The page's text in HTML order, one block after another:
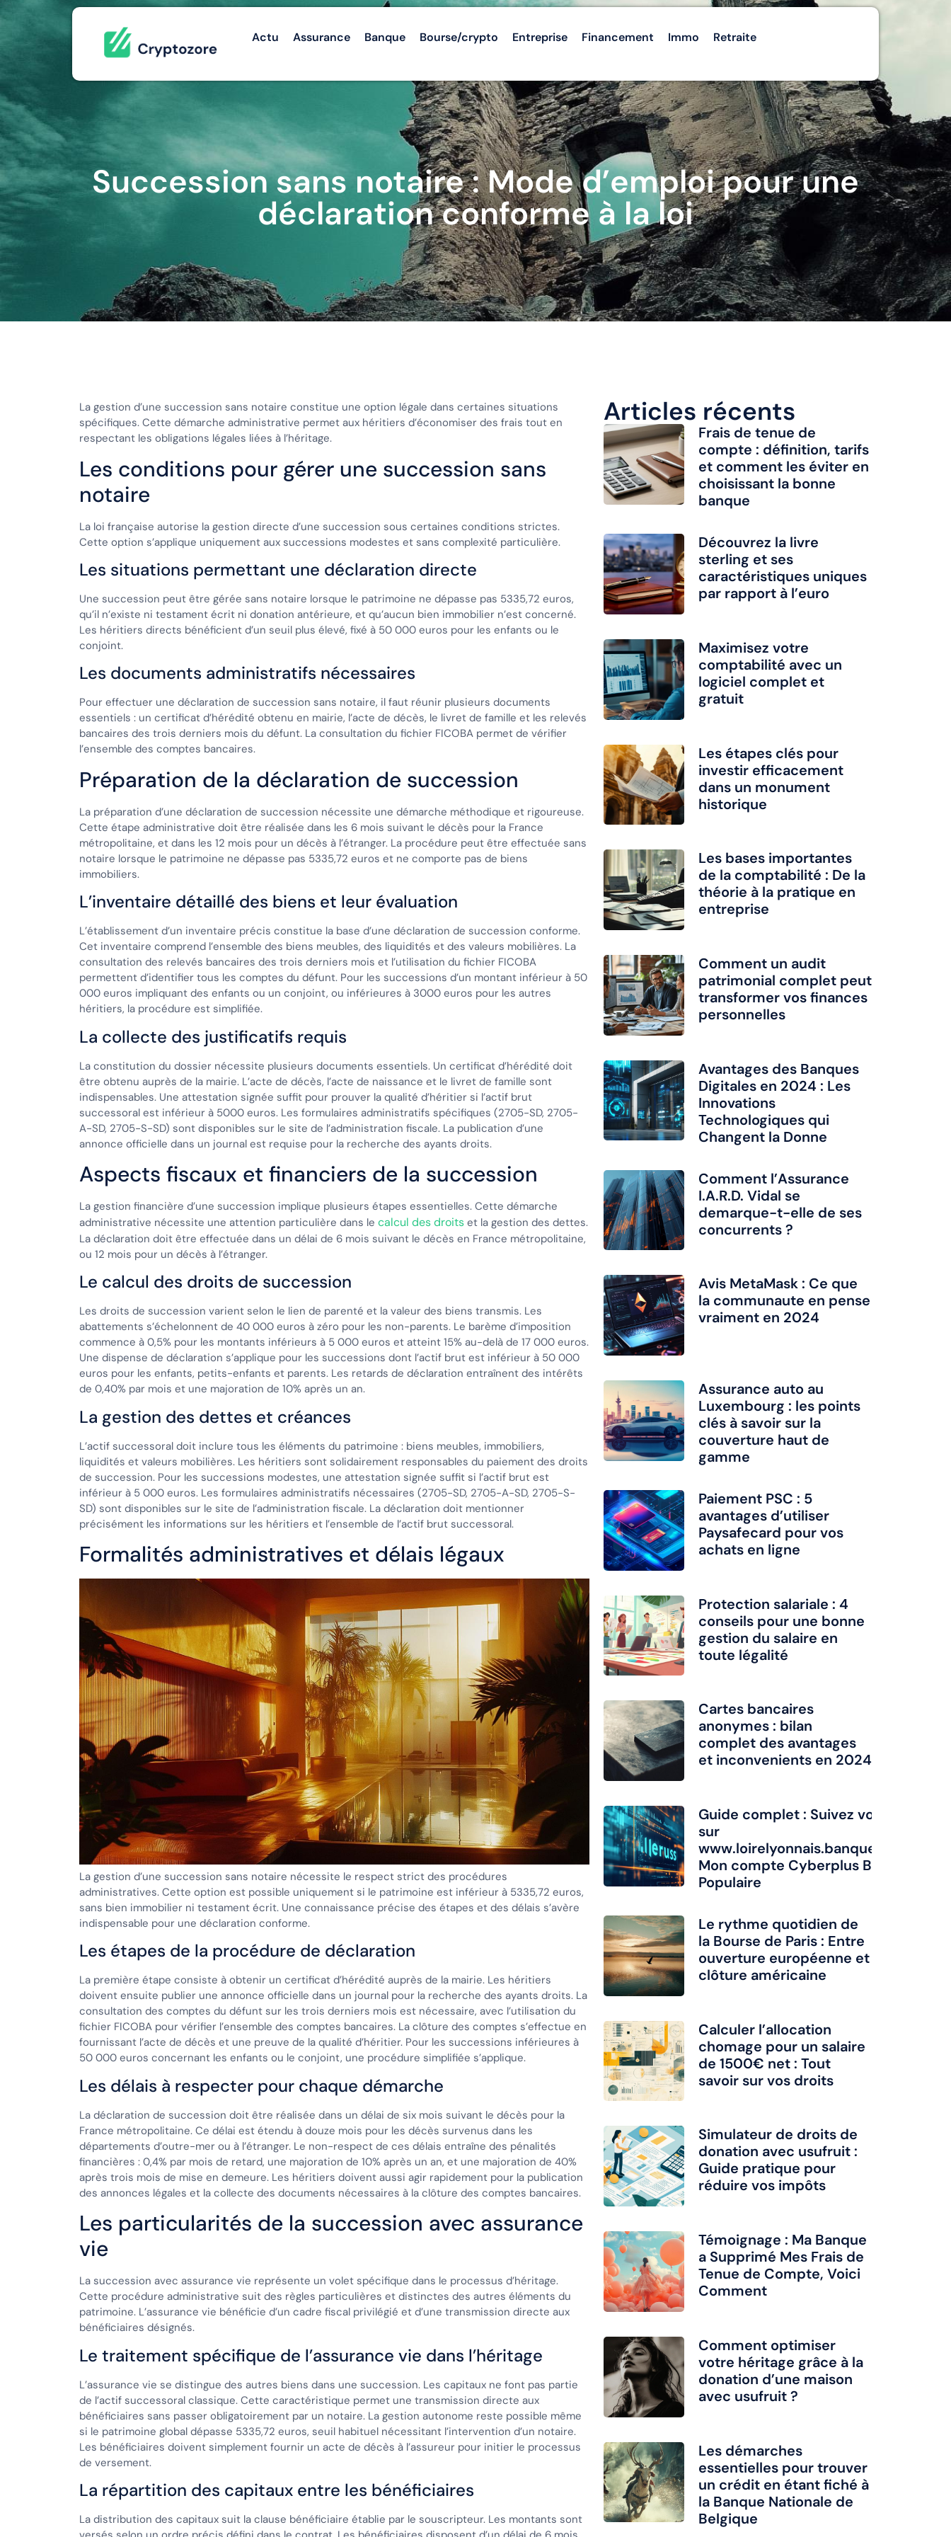
Actu Assurance Banque Bourse/crypto Entreprise Financement Immo Retraite
Succession sans notaire : Mode d’emploi pour une
déclaration conforme à la loi
La gestion d’une succession sans notaire constitue une option légale dans certaines situations
spécifiques. Cette démarche administrative permet aux héritiers d’économiser des frais tout en
respectant les obligations légales liées à l’héritage.
Les conditions pour gérer une succession sans
notaire
La loi française autorise la gestion directe d’une succession sous certaines conditions strictes.
Cette option s’applique uniquement aux successions modestes et sans complexité particulière.
Les situations permettant une déclaration directe
Une succession peut être gérée sans notaire lorsque le patrimoine ne dépasse pas 5335,72 euros,
qu’il n’existe ni testament écrit ni donation antérieure, et qu’aucun bien immobilier n’est concerné.
Les héritiers directs bénéficient d’un seuil plus élevé, fixé à 50 000 euros pour les enfants ou le
conjoint.
Les documents administratifs nécessaires
Pour effectuer une déclaration de succession sans notaire, il faut réunir plusieurs documents
essentiels : un certificat d’hérédité obtenu en mairie, l’acte de décès, le livret de famille et les relevés
bancaires des trois derniers mois du défunt. La consultation du fichier FICOBA permet de vérifier
l’ensemble des comptes bancaires.
Préparation de la déclaration de succession
La préparation d’une déclaration de succession nécessite une démarche méthodique et rigoureuse.
Cette étape administrative doit être réalisée dans les 6 mois suivant le décès pour la France
métropolitaine, et dans les 12 mois pour un décès à l’étranger. La procédure peut être effectuée sans
notaire lorsque le patrimoine ne dépasse pas 5335,72 euros et ne comporte pas de biens
immobiliers.
L’inventaire détaillé des biens et leur évaluation
L’établissement d’un inventaire précis constitue la base d’une déclaration de succession conforme.
Cet inventaire comprend l’ensemble des biens meubles, des liquidités et des valeurs mobilières. La
consultation des relevés bancaires des trois derniers mois et l’utilisation du fichier FICOBA
permettent d’identifier tous les comptes du défunt. Pour les successions d’un montant inférieur à 50
000 euros impliquant des enfants ou un conjoint, ou inférieures à 3000 euros pour les autres
héritiers, la procédure est simplifiée.
La collecte des justificatifs requis
La constitution du dossier nécessite plusieurs documents essentiels. Un certificat d’hérédité doit
être obtenu auprès de la mairie. L’acte de décès, l’acte de naissance et le livret de famille sont
indispensables. Une attestation signée suffit pour prouver la qualité d’héritier si l’actif brut
successoral est inférieur à 5000 euros. Les formulaires administratifs spécifiques (2705-SD, 2705-
A-SD, 2705-S-SD) sont disponibles sur le site de l’administration fiscale. La publication d’une
annonce officielle dans un journal est requise pour la recherche des ayants droits.
Aspects fiscaux et financiers de la succession
La gestion financière d’une succession implique plusieurs étapes essentielles. Cette démarche
administrative nécessite une attention particulière dans le calcul des droits et la gestion des dettes.
La déclaration doit être effectuée dans un délai de 6 mois suivant le décès en France métropolitaine,
ou 12 mois pour un décès à l’étranger.
Le calcul des droits de succession
Les droits de succession varient selon le lien de parenté et la valeur des biens transmis. Les
abattements s’échelonnent de 40 000 euros à zéro pour les non-parents. Le barème d’imposition
commence à 0,5% pour les montants inférieurs à 5 000 euros et atteint 15% au-delà de 17 000 euros.
Une dispense de déclaration s’applique pour les successions dont l’actif brut est inférieur à 50 000
euros pour les enfants, petits-enfants et parents. Les retards de déclaration entraînent des intérêts
de 0,40% par mois et une majoration de 10% après un an.
La gestion des dettes et créances
L’actif successoral doit inclure tous les éléments du patrimoine : biens meubles, immobiliers,
liquidités et valeurs mobilières. Les héritiers sont solidairement responsables du paiement des droits
de succession. Pour les successions modestes, une attestation signée suffit si l’actif brut est
inférieur à 5 000 euros. Les formulaires administratifs nécessaires (2705-SD, 2705-A-SD, 2705-S-
SD) sont disponibles sur le site de l’administration fiscale. La déclaration doit mentionner
précisément les informations sur les héritiers et l’ensemble de l’actif brut successoral.
Formalités administratives et délais légaux
La gestion d’une succession sans notaire nécessite le respect strict des procédures
administratives. Cette option est possible uniquement si le patrimoine est inférieur à 5335,72 euros,
sans bien immobilier ni testament écrit. Une connaissance précise des étapes et des délais s’avère
indispensable pour une déclaration conforme.
Les étapes de la procédure de déclaration
La première étape consiste à obtenir un certificat d’hérédité auprès de la mairie. Les héritiers
doivent ensuite publier une annonce officielle dans un journal pour la recherche des ayants droits. La
consultation des comptes du défunt sur les trois derniers mois est nécessaire, avec l’utilisation du
fichier FICOBA pour vérifier l’ensemble des comptes bancaires. La clôture des comptes s’effectue en
fournissant l’acte de décès et une preuve de la qualité d’héritier. Pour les successions inférieures à
50 000 euros concernant les enfants ou le conjoint, une procédure simplifiée s’applique.
Les délais à respecter pour chaque démarche
La déclaration de succession doit être réalisée dans un délai de six mois suivant le décès pour la
France métropolitaine. Ce délai est étendu à douze mois pour les décès survenus dans les
départements d’outre-mer ou à l’étranger. Le non-respect de ces délais entraîne des pénalités
financières : 0,4% par mois de retard, une majoration de 10% après un an, et une majoration de 40%
après trois mois de mise en demeure. Les héritiers doivent aussi agir rapidement pour la publication
des annonces légales et la collecte des documents nécessaires à la clôture des comptes bancaires.
Les particularités de la succession avec assurance
vie
La succession avec assurance vie représente un volet spécifique dans le processus d’héritage.
Cette procédure administrative suit des règles particulières et distinctes des autres éléments du
patrimoine. L’assurance vie bénéficie d’un cadre fiscal privilégié et d’une transmission directe aux
bénéficiaires désignés.
Le traitement spécifique de l’assurance vie dans l’héritage
L’assurance vie se distingue des autres biens dans une succession. Les capitaux ne font pas partie
de l’actif successoral classique. Cette caractéristique permet une transmission directe aux
bénéficiaires sans passer obligatoirement par un notaire. La gestion autonome reste possible même
si le patrimoine global dépasse 5335,72 euros, seuil habituel nécessitant l’intervention d’un notaire.
Les bénéficiaires doivent simplement fournir un acte de décès à l’assureur pour initier le processus
de versement.
La répartition des capitaux entre les bénéficiaires
La distribution des capitaux suit la clause bénéficiaire établie par le souscripteur. Les montants sont
Articles récents
Frais de tenue de
compte : définition, tarifs
et comment les éviter en
choisissant la bonne
banque
Découvrez la livre
sterling et ses
caractéristiques uniques
par rapport à l’euro
Maximisez votre
comptabilité avec un
logiciel complet et
gratuit
Les étapes clés pour
investir efficacement
dans un monument
historique
Les bases importantes
de la comptabilité : De la
théorie à la pratique en
entreprise
Comment un audit
patrimonial complet peut
transformer vos finances
personnelles
Avantages des Banques
Digitales en 2024 : Les
Innovations
Technologiques qui
Changent la Donne
Comment l’Assurance
I.A.R.D. Vidal se
demarque-t-elle de ses
concurrents ?
Avis MetaMask : Ce que
la communaute en pense
vraiment en 2024
Assurance auto au
Luxembourg : les points
clés à savoir sur la
couverture haut de
gamme
Paiement PSC : 5
avantages d’utiliser
Paysafecard pour vos
achats en ligne
Protection salariale : 4
conseils pour une bonne
gestion du salaire en
toute légalité
Cartes bancaires
anonymes : bilan
complet des avantages
et inconvenients en 2024
Guide complet : Suivez vos dépenses
sur
Mon compte Cyberplus Banque
Populaire
Le rythme quotidien de
la Bourse de Paris : Entre
ouverture européenne et
clôture américaine
Calculer l’allocation
chomage pour un salaire
de 1500€ net : Tout
savoir sur vos droits
Simulateur de droits de
donation avec usufruit :
Guide pratique pour
réduire vos impôts
Témoignage : Ma Banque
a Supprimé Mes Frais de
Tenue de Compte, Voici
Comment
Comment optimiser
votre héritage grâce à la
donation d’une maison
avec usufruit ?
Les démarches
essentielles pour trouver
un crédit en étant fiché à
la Banque Nationale de
Belgique